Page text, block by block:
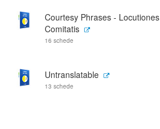
Courtesy Phrases - Locutiones
Comitatis
16 schede
Untranslatable
13 schede